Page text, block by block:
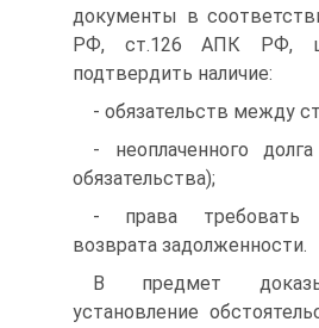
документы в
РФ, ст.126 АПК РФ,
подтвердить наличие:
- обязательств между
- неоплаченного
обязательства);
- права требовать
возврата задолженности.
В предмет
установление